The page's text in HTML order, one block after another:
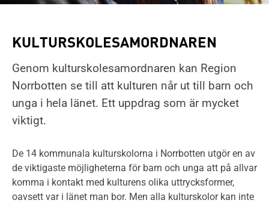
KULTURSKOLESAMORDNAREN
Genom kulturskolesamordnaren kan Region
Norrbotten se till att kulturen når ut till barn och
unga i hela länet. Ett uppdrag som är mycket
viktigt.
De 14 kommunala kulturskolorna i Norrbotten utgör en av
de viktigaste möjligheterna för barn och unga att på allvar
komma i kontakt med kulturens olika uttrycksformer,
oavsett var i länet man bor. Men alla kulturskolor kan inte